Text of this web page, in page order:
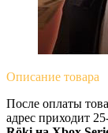
Описание товара
После оплаты
адрес приходит